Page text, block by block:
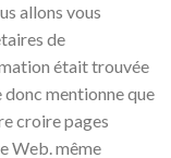
allons vous
de
était trouvée
mentionne que
croire pages
Web. même